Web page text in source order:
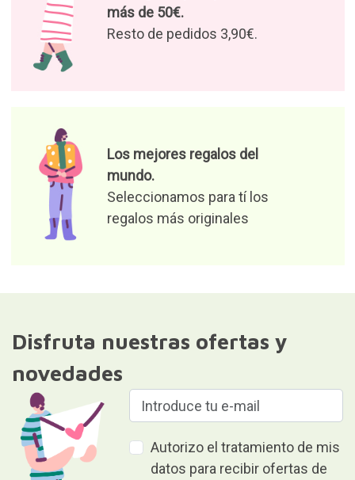
más de 50€.
Resto de pedidos 3,90€.
Los mejores regalos del
mundo.
Seleccionamos para tí los
regalos más originales
Disfruta nuestras ofertas y
novedades
Autorizo el tratamiento de mis
datos para recibir ofertas de